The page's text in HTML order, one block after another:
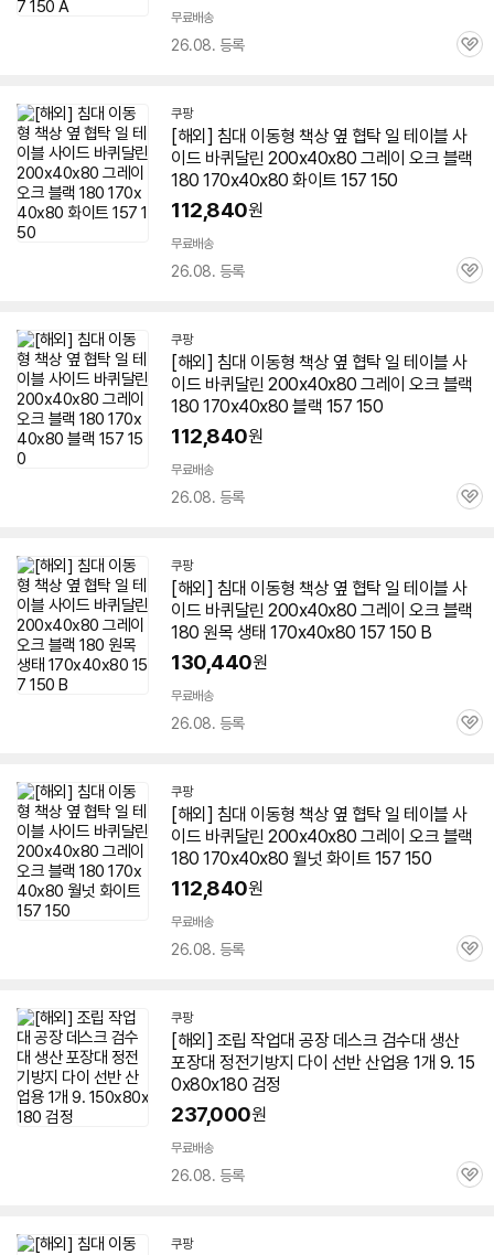
무료배송
26.08. 등록
관
쿠팡
[해외] 침대 이동형 책상 옆 협탁 일 테이블 사
이드 바퀴달린 200x40x80 그레이 오크 블랙
180 170x40x80 화이트 157 150
112,840원
무료배송
26.08. 등록
관
쿠팡
[해외] 침대 이동형 책상 옆 협탁 일 테이블 사
이드 바퀴달린 200x40x80 그레이 오크 블랙
180 170x40x80 블랙 157 150
112,840원
무료배송
26.08. 등록
관
쿠팡
[해외] 침대 이동형 책상 옆 협탁 일 테이블 사
이드 바퀴달린 200x40x80 그레이 오크 블랙
180 원목 생태 170x40x80 157 150 B
130,440원
무료배송
26.08. 등록
관
쿠팡
[해외] 침대 이동형 책상 옆 협탁 일 테이블 사
이드 바퀴달린 200x40x80 그레이 오크 블랙
180 170x40x80 월넛 화이트 157 150
112,840원
무료배송
26.08. 등록
관
쿠팡
[해외] 조립 작업대 공장 데스크 검수대 생산
포장대 정전기방지 다이 선반 산업용 1개 9. 15
0x80x180 검정
237,000원
무료배송
26.08. 등록
관
쿠팡